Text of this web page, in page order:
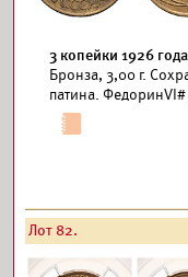
3 копейки 1926
Бронза, 3,00 г.
патина.
Лот 82.